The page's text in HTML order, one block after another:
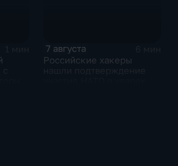
7 августа
Российские хакеры